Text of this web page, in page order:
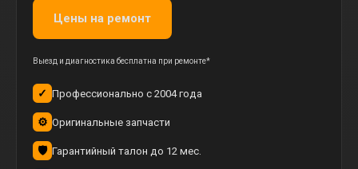
Цены на ремонт
Выезд и диагностика бесплатна при ремонте*
✓ Профессионально с 2004 года
⚙️ Оригинальные запчасти
🛡 Гарантийный талон до 12 мес.